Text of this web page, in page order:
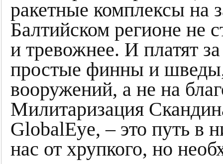
ракетные комплексы на
Балтийском регионе не
и тревожнее. И платят
простые финны и шведы,
вооружений, а не на
Милитаризация
GlobalEye, – это путь в
нас от хрупкого, но